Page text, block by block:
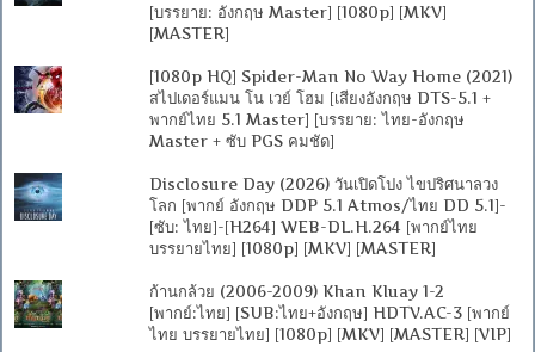
[บรรยาย: อังกฤษ Master] [1080p] [MKV]
[MASTER]
[1080p HQ] Spider-Man No Way Home (2021)
สไปเดอร์แมน โน เวย์ โฮม [เสียงอังกฤษ DTS-5.1 +
พากย์ไทย 5.1 Master] [บรรยาย: ไทย-อังกฤษ
Master + ซับ PGS คมชัด]
Disclosure Day (2026) วันเปิดโปง ไขปริศนาลวง
โลก [พากย์ อังกฤษ DDP 5.1 Atmos/ไทย DD 5.1]-
[ซับ: ไทย]-[H264] WEB-DL.H.264 [พากย์ไทย
บรรยายไทย] [1080p] [MKV] [MASTER]
ก้านกล้วย (2006-2009) Khan Kluay 1-2
[พากย์:ไทย] [SUB:ไทย+อังกฤษ] HDTV.AC-3 [พากย์
ไทย บรรยายไทย] [1080p] [MKV] [MASTER] [VIP]